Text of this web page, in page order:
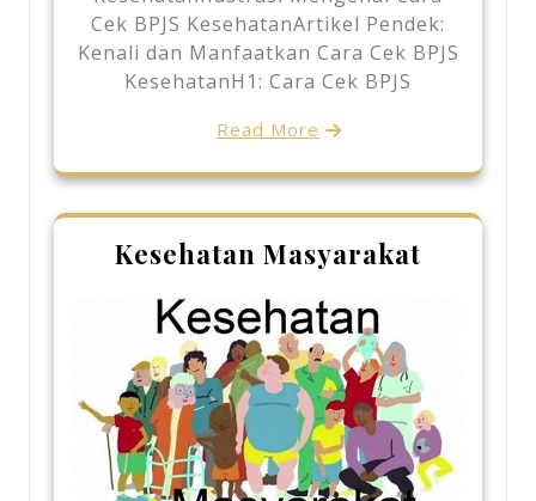
Cek BPJS KesehatanArtikel Pendek:
Kenali dan Manfaatkan Cara Cek BPJS
KesehatanH1: Cara Cek BPJS
Read More
Kesehatan Masyarakat